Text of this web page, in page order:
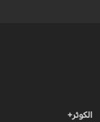
الكوثر+